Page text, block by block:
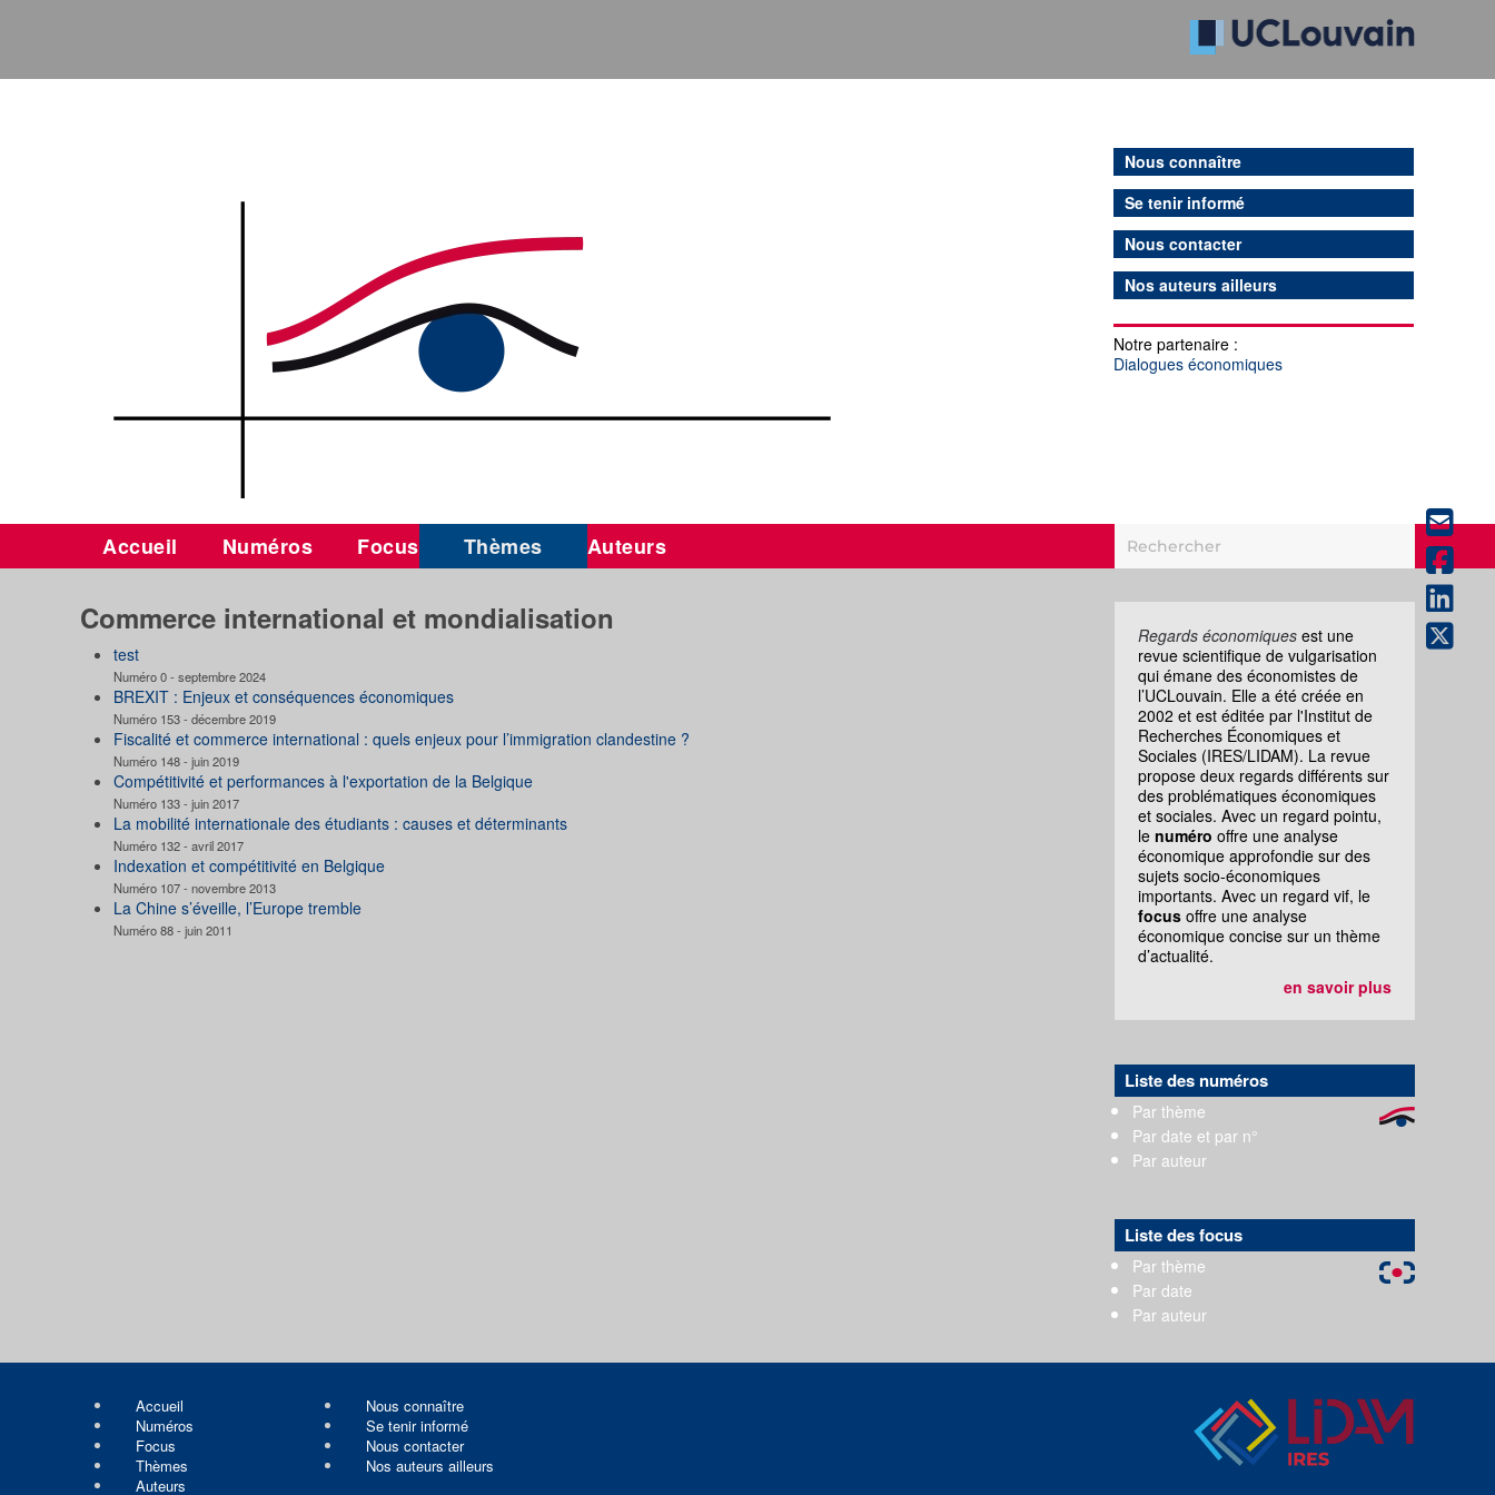
Nous connaître
Se tenir informé
Nous contacter
Nos auteurs ailleurs
Notre partenaire :
Dialogues économiques
Accueil Numéros Focus Thèmes Auteurs
Commerce international et mondialisation
test
Numéro 0 - septembre 2024
BREXIT : Enjeux et conséquences économiques
Numéro 153 - décembre 2019
Fiscalité et commerce international : quels enjeux pour l’immigration clandestine ?
Numéro 148 - juin 2019
Compétitivité et performances à l'exportation de la Belgique
Numéro 133 - juin 2017
La mobilité internationale des étudiants : causes et déterminants
Numéro 132 - avril 2017
Indexation et compétitivité en Belgique
Numéro 107 - novembre 2013
La Chine s’éveille, l’Europe tremble
Numéro 88 - juin 2011
Regards économiques est une
revue scientifique de vulgarisation
qui émane des économistes de
l’UCLouvain. Elle a été créée en
2002 et est éditée par l'Institut de
Recherches Économiques et
Sociales (IRES/LIDAM). La revue
propose deux regards différents sur
des problématiques économiques
et sociales. Avec un regard pointu,
le numéro offre une analyse
économique approfondie sur des
sujets socio-économiques
importants. Avec un regard vif, le
focus offre une analyse
économique concise sur un thème
d’actualité.
en savoir plus
Liste des numéros
Par thème
Par date et par n°
Par auteur
Liste des focus
Par thème
Par date
Par auteur
Accueil
Numéros
Focus
Thèmes
Auteurs
Nous connaître
Se tenir informé
Nous contacter
Nos auteurs ailleurs